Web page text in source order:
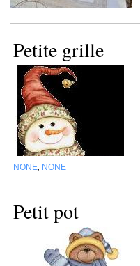
Petite grille
NONE NONE
Petit pot